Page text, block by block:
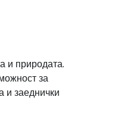
и природата.
за
и заеднички